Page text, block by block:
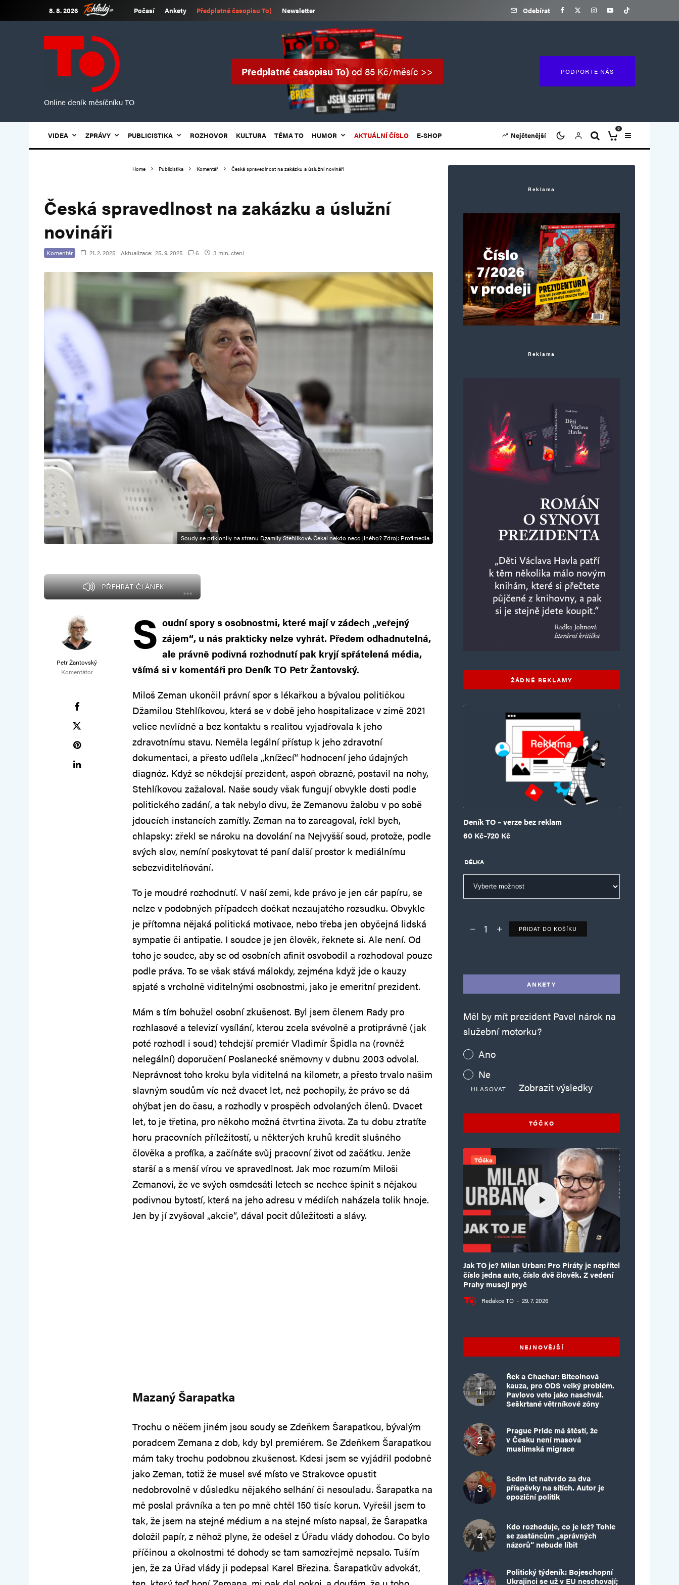
8. 8. 2026 Počasí Ankety Předplatné časopisu To) Newsletter Odebírat
Online deník měsíčníku TO
Předplatné časopisu To)od 85 Kč/měsíc >> PODPOŘTE NÁS
VIDEA ZPRÁVY PUBLICISTIKA ROZHOVOR KULTURA TÉMA TO HUMOR AKTUÁLNÍ ČÍSLO E-SHOP Nejčtenější
0
Home Publicistika Komentář Česká spravedlnost na zakázku a úslužní novináři
Česká spravedlnost na zakázku a úslužní
novináři
Komentář 21. 2. 2025 Aktualizace: 25. 9. 2025 6 3 min. čtení
Soudy se přiklonily na stranu Džamily Stehlíkové. Čekal někdo něco jiného? Zdroj: Profimedia
PŘEHRÁT ČLÁNEK
Petr Žantovský
Komentátor
S oudní spory s osobnostmi, které mají v zádech „veřejný
zájem“, u nás prakticky nelze vyhrát. Předem odhadnutelná,
ale právně podivná rozhodnutí pak kryjí spřátelená média,
všímá si v komentáři pro Deník TO Petr Žantovský.
Miloš Zeman ukončil právní spor s lékařkou a bývalou političkou
Džamilou Stehlíkovou, která se v době jeho hospitalizace v zimě 2021
velice nevlídně a bez kontaktu s realitou vyjadřovala k jeho
zdravotnímu stavu. Neměla legální přístup k jeho zdravotní
dokumentaci, a přesto udílela „knížecí“ hodnocení jeho údajných
diagnóz. Když se někdejší prezident, aspoň obrazně, postavil na nohy,
Stehlíkovou zažaloval. Naše soudy však fungují obvykle dosti podle
politického zadání, a tak nebylo divu, že Zemanovu žalobu v po sobě
jdoucích instancích zamítly. Zeman na to zareagoval, řekl bych,
chlapsky: zřekl se nároku na dovolání na Nejvyšší soud, protože, podle
svých slov, nemíní poskytovat té paní další prostor k mediálnímu
sebezviditelňování.
To je moudré rozhodnutí. V naší zemi, kde právo je jen cár papíru, se
nelze v podobných případech dočkat nezaujatého rozsudku. Obvykle
je přítomna nějaká politická motivace, nebo třeba jen obyčejná lidská
sympatie či antipatie. I soudce je jen člověk, řeknete si. Ale není. Od
toho je soudce, aby se od osobních afinit osvobodil a rozhodoval pouze
podle práva. To se však stává málokdy, zejména když jde o kauzy
spjaté s vrcholně viditelnými osobnostmi, jako je emeritní prezident.
Mám s tím bohužel osobní zkušenost. Byl jsem členem Rady pro
rozhlasové a televizí vysílání, kterou zcela svévolně a protiprávně (jak
poté rozhodl i soud) tehdejší premiér Vladimír Špidla na (rovněž
nelegální) doporučení Poslanecké sněmovny v dubnu 2003 odvolal.
Neprávnost toho kroku byla viditelná na kilometr, a přesto trvalo našim
slavným soudům víc než dvacet let, než pochopily, že právo se dá
ohýbat jen do času, a rozhodly v prospěch odvolaných členů. Dvacet
let, to je třetina, pro někoho možná čtvrtina života. Za tu dobu ztratíte
horu pracovních příležitostí, u některých kruhů kredit slušného
člověka a profíka, a začínáte svůj pracovní život od začátku. Jenže
starší a s menší vírou ve spravedlnost. Jak moc rozumím Miloši
Zemanovi, že ve svých osmdesáti letech se nechce špinit s nějakou
podivnou bytostí, která na jeho adresu v médiích naházela tolik hnoje.
Jen by jí zvyšoval „akcie“, dával pocit důležitosti a slávy.
Mazaný Šarapatka
Trochu o něčem jiném jsou soudy se Zdeňkem Šarapatkou, bývalým
poradcem Zemana z dob, kdy byl premiérem. Se Zdeňkem Šarapatkou
mám taky trochu podobnou zkušenost. Kdesi jsem se vyjádřil podobně
jako Zeman, totiž že musel své místo ve Strakovce opustit
nedobrovolně v důsledku nějakého selhání či nesouladu. Šarapatka na
mě poslal právníka a ten po mně chtěl 150 tisíc korun. Vyřešil jsem to
tak, že jsem na stejné médium a na stejné místo napsal, že Šarapatka
doložil papír, z něhož plyne, že odešel z Úřadu vlády dohodou. Co bylo
příčinou a okolnostmi té dohody se tam samozřejmě nepsalo. Tuším
jen, že za Úřad vlády ji podepsal Karel Březina. Šarapatkův advokát,
Reklama
Reklama
ŽÁDNÉ REKLAMY
Deník TO – verze bez reklam
60 Kč–720 Kč
Rozpětí cen: 60 Kč až 720 Kč
DÉLKA
Deník TO – verze bez reklam množství
PŘIDAT DO KOŠÍKU
ANKETY
Měl by mít prezident Pavel nárok na
služební motorku?
Ano
Ne
HLASOVAT Zobrazit výsledky
TÓČKO
TÓčko
Jak TO je? Milan Urban: Pro Piráty je nepřítel
číslo jedna auto, číslo dvě člověk. Z vedení
Prahy musejí pryč
Redakce TO · 29. 7. 2026
NEJNOVĚJŠÍ
Řek a Chachar: Bitcoinová
kauza, pro ODS velký problém.
Pavlovo veto jako naschvál.
Seškrtané větrníkové zóny
Prague Pride má štěstí, že
v Česku není masová
muslimská migrace
Sedm let natvrdo za dva
příspěvky na sítích. Autor je
opoziční politik
Kdo rozhoduje, co je lež? Tohle
se zastáncům „správných
názorů“ nebude líbit
Politický týdeník: Bojeschopní
Ukrajinci se už v EU neschovají;